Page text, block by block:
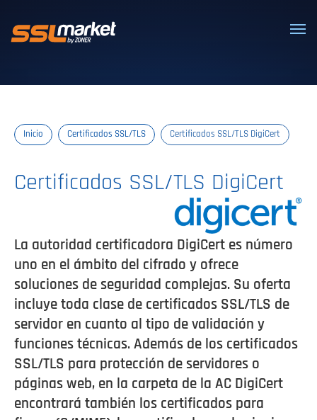
Certificados SSL/TLS confiables
Inicio Certificados SSL/TLS Certificados SSL/TLS DigiCert
Certificados SSL/TLS DigiCert
La autoridad certificadora DigiCert es número
uno en el ámbito del cifrado y ofrece
soluciones de seguridad complejas. Su oferta
incluye toda clase de certificados SSL/TLS de
servidor en cuanto al tipo de validación y
funciones técnicas. Además de los certificados
SSL/TLS para protección de servidores o
páginas web, en la carpeta de la AC DigiCert
encontrará también los certificados para